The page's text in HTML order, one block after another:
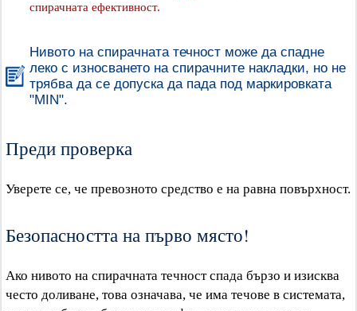
спирачната ефективност.
Нивото на спирачната течност може да спадне
леко с износването на спирачните накладки, но не
трябва да се допуска да пада под маркировката
"MIN".
Преди проверка
Уверете се, че превозното средство е на равна повърхност.
Безопасността на първо място!
Ако нивото на спирачната течност спада бързо и изисква
често доливане, това означава, че има течове в системата,